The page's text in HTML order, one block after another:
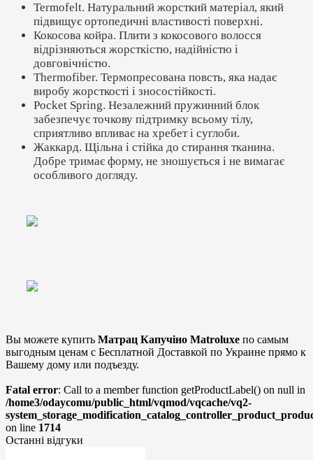
Termofelt. Натуральний жорсткий матеріал, який
підвищує ортопедичні властивості поверхні.
Кокосова койра. Плити з кокосового волосся
відрізняються жорсткістю, надійністю і
довговічністю.
Thermofiber. Термопресована повсть, яка надає
виробу жорсткості і зносостійкості.
Pocket Spring. Незалежний пружинний блок
забезпечує точкову підтримку всьому тілу,
сприятливо впливає на хребет і суглоби.
Жаккард. Щільна і стійка до стирання тканина.
Добре тримає форму, не зношується і не вимагає
особливого догляду.
Вы можете купить Матрац Капучіно Matroluxe по самым
выгодным ценам с Бесплатной Доставкой по Украине прямо к
Вашему дому или подъезду.
Fatal error: Call to a member function getProductLabel() on null in
/home3/odaycomu/public_html/vqmod/vqcache/vq2-
on line 1714
Останні відгуки